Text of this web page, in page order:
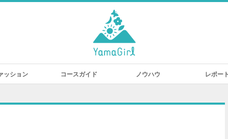
ッション コースガイド ノウハウ レポート